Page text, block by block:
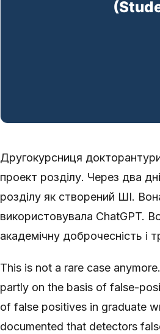
Другокурсниця
проект розділу. Через два
розділу як створений ШІ.
використовувала ChatGPT.
академічну доброчесність і
This is not a rare case
partly on the basis of false-
of false positives in graduate
documented that detectors